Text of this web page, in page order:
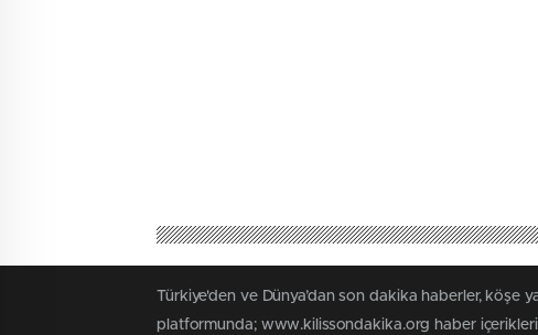
Türkiye'den ve Dünya’dan son dakika haberler, köşe
platformunda; www.kilissondakika.org haber içerikleri